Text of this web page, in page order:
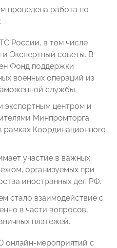
проведена работа по
России, в том числе
Экспертный советы. В
Фонд поддержки
военных операций из
службы.
экспортным центром и
Минпромторга
Координационного
участие в важных
организуемых при
иностранных дел РФ.
стало взаимодействие с
в части вопросов,
платежей.
онлайн-мероприятий с